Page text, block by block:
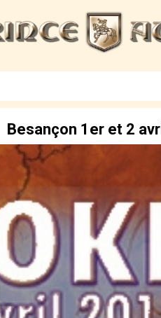
Besançon 1er et 2